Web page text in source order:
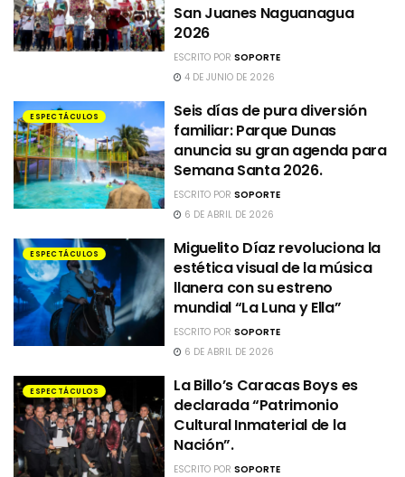
San Juanes Naguanagua
2026
ESCRITO PORSOPORTE
4 DE JUNIO DE 2026
ESPECTÁCULOS
Seis días de pura diversión
familiar: Parque Dunas
anuncia su gran agenda para
Semana Santa 2026.
ESCRITO PORSOPORTE
6 DE ABRIL DE 2026
ESPECTÁCULOS
Miguelito Díaz revoluciona la
estética visual de la música
llanera con su estreno
mundial “La Luna y Ella”
ESCRITO PORSOPORTE
6 DE ABRIL DE 2026
ESPECTÁCULOS
La Billo’s Caracas Boys es
declarada “Patrimonio
Cultural Inmaterial de la
Nación”.
ESCRITO PORSOPORTE